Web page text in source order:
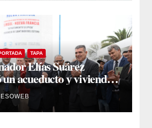
TAPA
Elías Suárez
acueducto y viviendas
El Simbol y Nueva